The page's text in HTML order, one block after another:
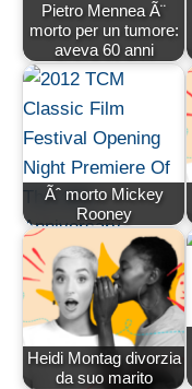
Pietro Mennea Ã¨
morto per un tumore:
aveva 60 anni
Ãˆ morto Mickey
Rooney
Heidi Montag divorzia
da suo marito